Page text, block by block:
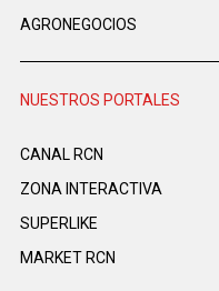
AGRONEGOCIOS
NUESTROS PORTALES
CANAL RCN
ZONA INTERACTIVA
SUPERLIKE
MARKET RCN